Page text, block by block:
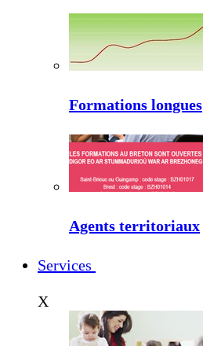
Formations longues
Agents territoriaux
Services
X